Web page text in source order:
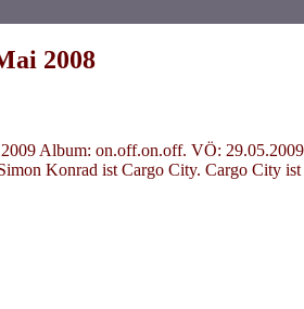
2008
Album: on.off.on.off. VÖ:
Konrad ist Cargo City. Cargo City